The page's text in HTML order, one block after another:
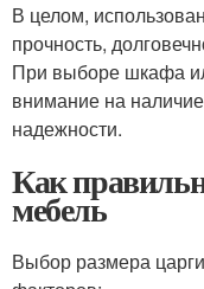
В целом,
прочность,
При выборе шкафа
внимание на
надежности.
Как
мебель
Выбор размера